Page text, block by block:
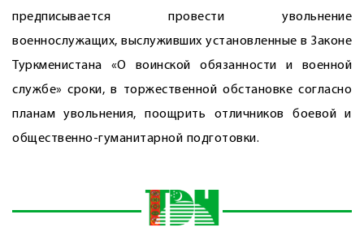
предписывается провести увольнение
военнослужащих, выслуживших установленные в Законе
Туркменистана «О воинской обязанности и военной
службе» сроки, в торжественной обстановке согласно
планам увольнения, поощрить отличников боевой и
общественно-гуманитарной подготовки.